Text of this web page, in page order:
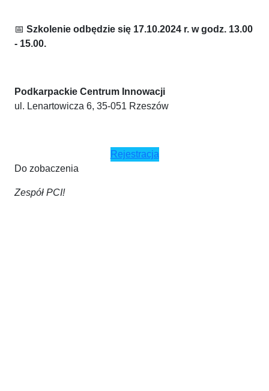
📅 Szkolenie odbędzie się 17.10.2024 r. w godz. 13.00
- 15.00.
Podkarpackie Centrum Innowacji
ul. Lenartowicza 6, 35-051 Rzeszów
Rejestracja
Do zobaczenia
Zespół PCI!